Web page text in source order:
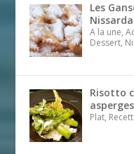
Les
Nissarda
A la une,
Dessert,
Risotto
Plat,